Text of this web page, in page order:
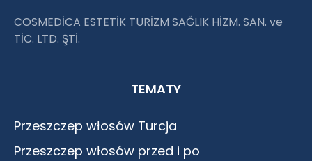
COSMEDİCA ESTETİK TURİZM SAĞLIK HİZM. SAN. ve
TİC. LTD. ŞTİ.
TEMATY
Przeszczep włosów Turcja
Przeszczep włosów przed i po